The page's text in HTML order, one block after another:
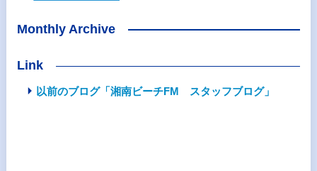
Monthly Archive
Link
以前のブログ「湘南ビーチFM スタッフブログ」